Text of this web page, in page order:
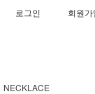
로그인 회원가
NECKLACE